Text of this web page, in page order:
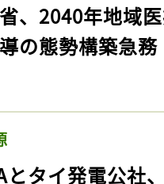
省、2040年地域
の態勢構築急務
とタイ発電公社
気に入りに
グインが必